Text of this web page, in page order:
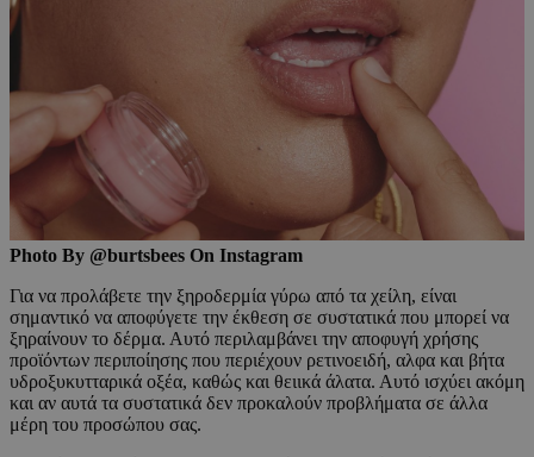
Photo By @burtsbees On Instagram
Για να προλάβετε την ξηροδερμία γύρω από τα χείλη, είναι
σημαντικό να αποφύγετε την έκθεση σε συστατικά που μπορεί να
ξηραίνουν το δέρμα. Αυτό περιλαμβάνει την αποφυγή χρήσης
προϊόντων περιποίησης που περιέχουν ρετινοειδή, αλφα και βήτα
υδροξυκυτταρικά οξέα, καθώς και θειικά άλατα. Αυτό ισχύει ακόμη
και αν αυτά τα συστατικά δεν προκαλούν προβλήματα σε άλλα
μέρη του προσώπου σας.